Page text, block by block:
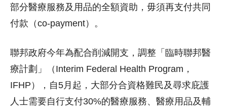
部分醫療服務及用品的全額資助，毋須再支付共同
付款（co-payment）。
聯邦政府今年為配合削減開支，調整「臨時聯邦醫
療計劃」（Interim Federal Health Program，
IFHP），自5月起，大部分合資格難民及尋求庇護
人士需要自行支付30%的醫療服務、醫療用品及輔